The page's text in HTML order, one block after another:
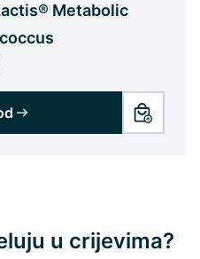
Metabolic
u crijevima?